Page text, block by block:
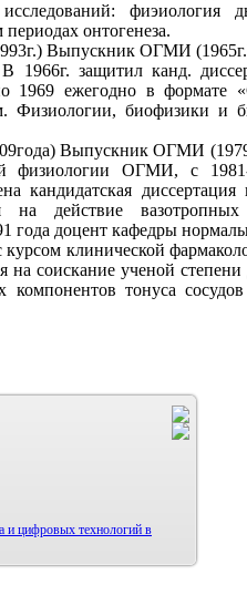
онтогенеза.
Выпускник ОГМИ (1965г.)
1966г. защитил канд.
1969 ежегодно в формате
Физиологии, биофизики и
Выпускник ОГМИ
физиологии ОГМИ, с
кандидатская
на действие
года доцент кафедры
с курсом клинической
на соискание ученой
компонентов тонуса
и цифровых технологий в